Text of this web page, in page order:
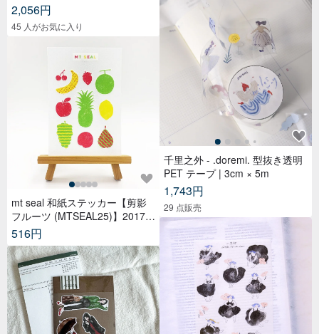
2,056円
45 人がお気に入り
mt seal 和紙ステッカー【剪影
フルーツ (MTSEAL25)】2017A
W
516円
千里之外 - .doremi. 型抜き透明
PET テープ | 3cm × 5m
1,743円
29 点販売